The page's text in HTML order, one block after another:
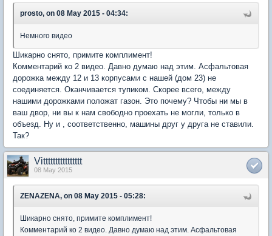
prosto, on 08 May 2015 - 04:34:
Немного видео
Шикарно снято, примите комплимент!
Комментарий ко 2 видео. Давно думаю над этим. Асфальтовая
дорожка между 12 и 13 корпусами с нашей (дом 23) не
соединяется. Оканчивается тупиком. Скорее всего, между
нашими дорожками положат газон. Это почему? Чтобы ни мы в
ваш двор, ни вы к нам свободно проехать не могли, только в
объезд. Ну и , соответственно, машины друг у друга не ставили.
Так?
Vitttttttttttttttt
08 May 2015
ZENAZENA, on 08 May 2015 - 05:28:
Шикарно снято, примите комплимент!
Комментарий ко 2 видео. Давно думаю над этим. Асфальтовая